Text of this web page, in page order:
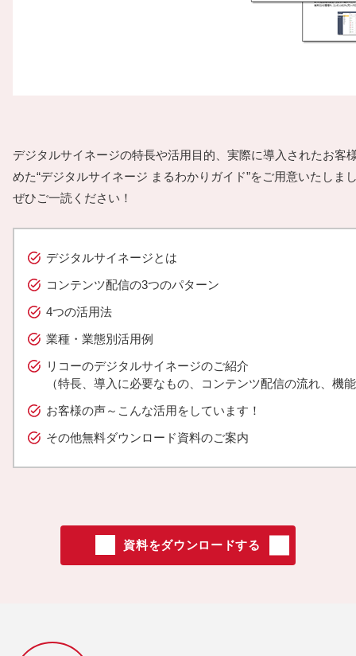
デジタルサイネージの特長や活用目的、実際に導入されたお客
めた“デジタルサイネージ まるわかりガイド”をご用意いたしま
ぜひご一読ください！
デジタルサイネージとは
コンテンツ配信の3つのパターン
4つの活用法
業種・業態別活用例
リコーのデジタルサイネージのご紹介
（特長、導入に必要なもの、コンテンツ配信の流れ、機
お客様の声～こんな活用をしています！
その他無料ダウンロード資料のご案内
資料をダウンロードする